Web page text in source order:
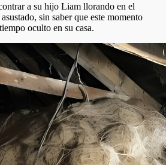
a su hijo Liam llorando en el
sin saber que este momento
oculto en su casa.